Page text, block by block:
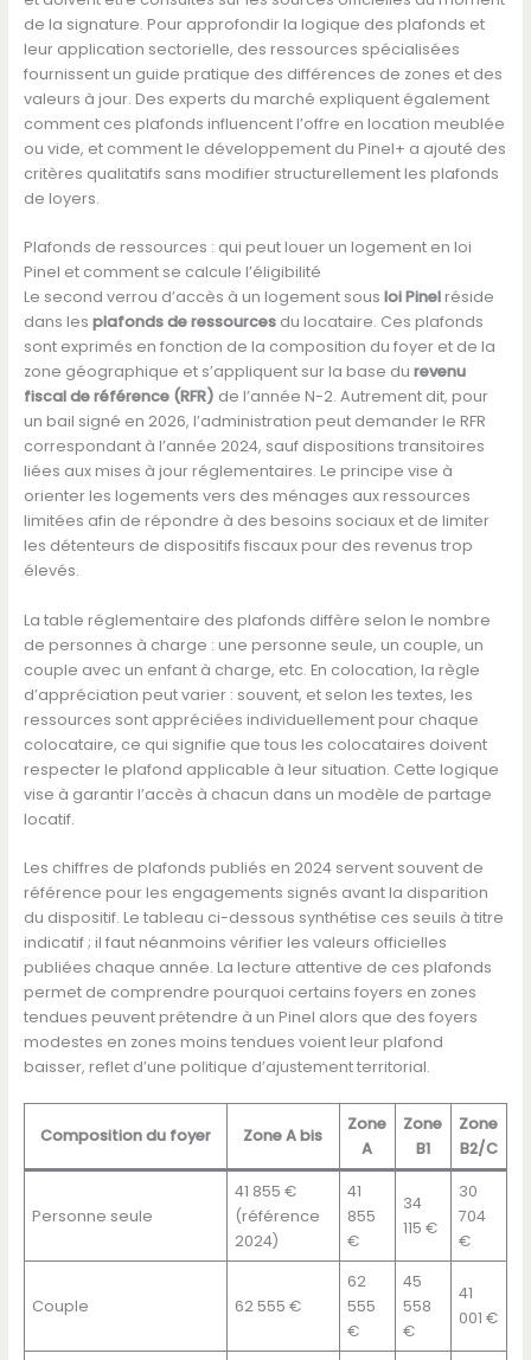
de la signature. Pour approfondir la logique des plafonds et
leur application sectorielle, des ressources spécialisées
fournissent un guide pratique des différences de zones et des
valeurs à jour. Des experts du marché expliquent également
comment ces plafonds influencent l’offre en location meublée
ou vide, et comment le développement du Pinel+ a ajouté des
critères qualitatifs sans modifier structurellement les plafonds
de loyers.
Plafonds de ressources : qui peut louer un logement en loi
Pinel et comment se calcule l’éligibilité
Le second verrou d’accès à un logement sous loi Pinelréside
dans les plafonds de ressourcesdu locataire. Ces plafonds
sont exprimés en fonction de la composition du foyer et de la
zone géographique et s’appliquent sur la base du revenu
fiscal de référence (RFR) de l’année N-2. Autrement dit, pour
un bail signé en 2026, l’administration peut demander le RFR
correspondant à l’année 2024, sauf dispositions transitoires
liées aux mises à jour réglementaires. Le principe vise à
orienter les logements vers des ménages aux ressources
limitées afin de répondre à des besoins sociaux et de limiter
les détenteurs de dispositifs fiscaux pour des revenus trop
élevés.
La table réglementaire des plafonds diffère selon le nombre
de personnes à charge : une personne seule, un couple, un
couple avec un enfant à charge, etc. En colocation, la règle
d’appréciation peut varier : souvent, et selon les textes, les
ressources sont appréciées individuellement pour chaque
colocataire, ce qui signifie que tous les colocataires doivent
respecter le plafond applicable à leur situation. Cette logique
vise à garantir l’accès à chacun dans un modèle de partage
locatif.
Les chiffres de plafonds publiés en 2024 servent souvent de
référence pour les engagements signés avant la disparition
du dispositif. Le tableau ci-dessous synthétise ces seuils à titre
indicatif ; il faut néanmoins vérifier les valeurs officielles
publiées chaque année. La lecture attentive de ces plafonds
permet de comprendre pourquoi certains foyers en zones
tendues peuvent prétendre à un Pinel alors que des foyers
modestes en zones moins tendues voient leur plafond
baisser, reflet d’une politique d’ajustement territorial.
Composition du foyer Zone A bis
Zone
A
Zone
B1
Zone
B2/C
Personne seule
41 855 €
(référence
2024)
41
855
€
34
115 €
30
704
€
Couple 62 555 €
62
555
€
45
558
€
41
001 €